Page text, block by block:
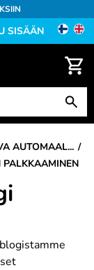
SISÄÄN
AUTOMAAL...